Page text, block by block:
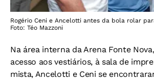
Rogério Ceni e Ancelotti antes da bola rolar
Foto: Téo Mazzoni
Na área interna da Arena Fonte
acesso aos vestiários, à sala de
mista, Ancelotti e Ceni se